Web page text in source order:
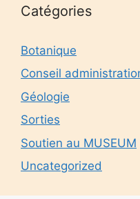
Catégories
Botanique
Conseil
Géologie
Sorties
Soutien au MUSEUM
Uncategorized